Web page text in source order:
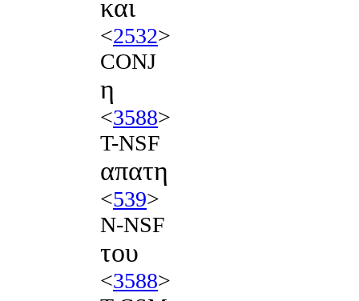
και
<2532>
CONJ
η
<3588>
T-NSF
απατη
<539>
N-NSF
του
<3588>